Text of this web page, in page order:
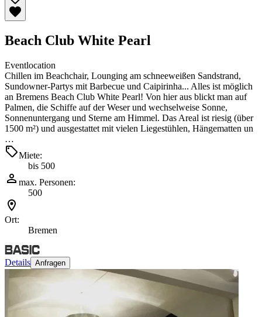
Beach Club White Pearl
Eventlocation
Chillen im Beachchair, Lounging am schneeweißen Sandstrand,
Sundowner-Partys mit Barbecue und Caipirinha... Alles ist möglich
an Bremens Beach Club White Pearl! Von hier aus blickt man auf
Palmen, die Schiffe auf der Weser und wechselweise Sonne,
Sonnenuntergang und Sterne am Himmel. Das Areal ist riesig (über
1500 m²) und ausgestattet mit vielen Liegestühlen, Hängematten un
…
Miete:
bis 500
max. Personen:
500
Ort:
Bremen
Details Anfragen